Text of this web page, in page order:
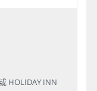
HOLIDAY INN